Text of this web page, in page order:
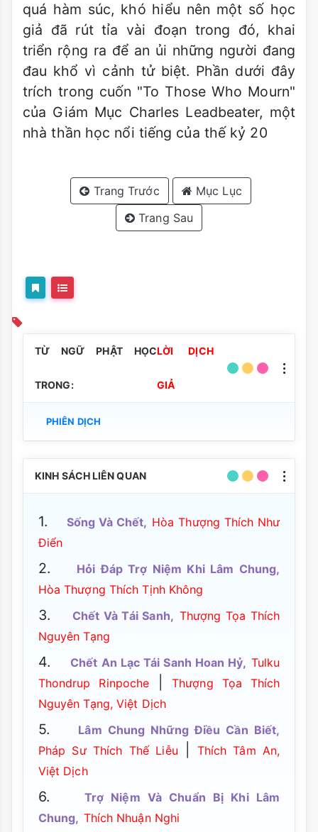
quá hàm súc, khó hiểu nên một số học
giả đã rút tỉa vài đoạn trong đó, khai
triển rộng ra để an ủi những người đang
đau khổ vì cảnh tử biệt. Phần dưới đây
trích trong cuốn "To Those Who Mourn"
của Giám Mục Charles Leadbeater, một
nhà thần học nổi tiếng của thế kỷ 20
Trang Trước
Mục Lục
Trang Sau
TỪ NGỮ PHẬT HỌC
TRONG:
LỜI DỊCH
GIẢ
PHIÊN DỊCH
KINH SÁCH LIÊN QUAN
1. Sống Và Chết, Hòa Thượng Thích Như
Điển
2.
Hỏi Đáp Trợ Niệm Khi Lâm Chung,
Hòa Thượng Thích Tịnh Không
3. Chết Và Tái Sanh, Thượng Tọa Thích
Nguyên Tạng
4. Chết An Lạc Tái Sanh Hoan Hỷ, Tulku
Thondrup Rinpoche
|Thượng Tọa Thích
Nguyên Tạng, Việt Dịch
5.
Lâm Chung Những Điều Cần Biết,
Pháp Sư Thích Thế Liễu
Thích Tâm An,
Việt Dịch
6.
Trợ Niệm Và Chuẩn Bị Khi Lâm
Chung, Thích Nhuận Nghi